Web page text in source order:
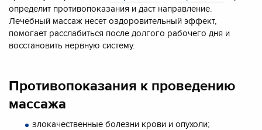
определит противопоказания и даст направление.
Лечебный массаж несет оздоровительный эффект,
помогает расслабиться после долгого рабочего дня и
восстановить нервную систему.
Противопоказания к проведению
массажа
злокачественные болезни крови и опухоли;